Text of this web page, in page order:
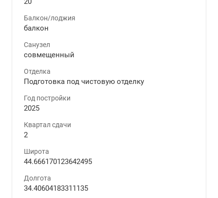
Балкон/лоджия
балкон
Санузел
совмещенный
Отделка
Подготовка под чистовую отделку
Год постройки
2025
Квартал сдачи
2
Широта
44.666170123642495
Долгота
34.40604183311135